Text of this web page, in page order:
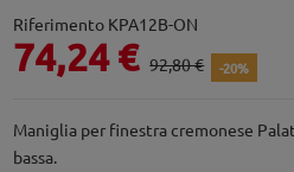
Riferimento KPA12B-ON
74,24 € 92,80 € -20%
Maniglia per finestra cremonese
bassa.